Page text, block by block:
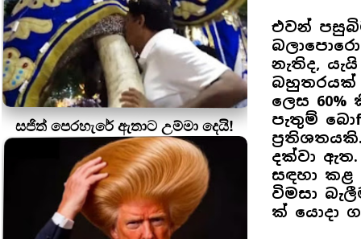
සජිත් පෙරහැරේ ඇතාට උම්මා දෙයි!
එවන්
නැතිද,
බහුතරයක්
ලෙස
පැතුම්
ප්‍රතිශතයකි.
දක්වා
සඳහා
විමසා
ක් යොදා